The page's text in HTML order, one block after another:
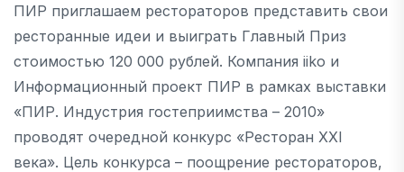
ПИР приглашаем рестораторов представить свои
ресторанные идеи и выиграть Главный Приз
стоимостью 120 000 рублей. Компания iiko и
Информационный проект ПИР в рамках выставки
«ПИР. Индустрия гостеприимства – 2010»
проводят очередной конкурс «Ресторан XXI
века». Цель конкурса – поощрение рестораторов,